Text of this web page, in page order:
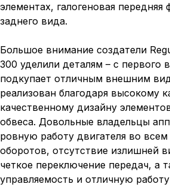
элементах, галогеновая передняя
заднего вида.
Большое внимание создатели
300 уделили деталям – с первого
подкупает отличным внешним
реализован благодаря высокому
качественному дизайну
обвеса. Довольные владельцы
ровную работу двигателя во
оборотов, отсутствие излишней
четкое переключение передач, а
управляемость и отличную